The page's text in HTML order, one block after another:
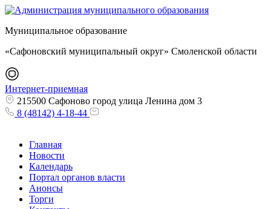
Муниципальное образование
«Сафоновский муниципальный округ» Смоленской области
Интернет-приемная
215500 Сафоново город улица Ленина дом 3
8 (48142) 4-18-44
Главная
Новости
Календарь
Портал органов власти
Анонсы
Торги